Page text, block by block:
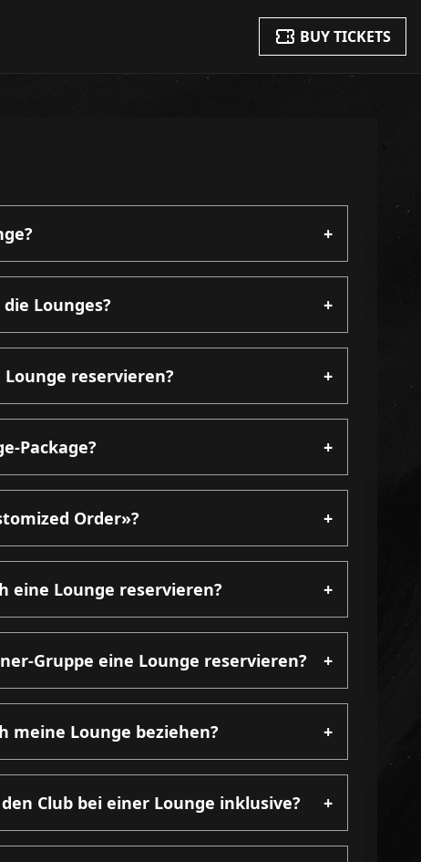
BUY TICKETS
+
Lounges? +
reservieren? +
Package? +
Order»? +
eine Lounge reservieren? +
Gruppe eine Lounge reservieren? +
meine Lounge beziehen? +
Club bei einer Lounge inklusive? +